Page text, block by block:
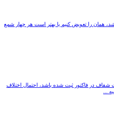
همان را تعویض کنیم یا بهتر است هر چهار شمع
شفاف در فاکتور ثبت شده باشد، احتمال اختلاف
...